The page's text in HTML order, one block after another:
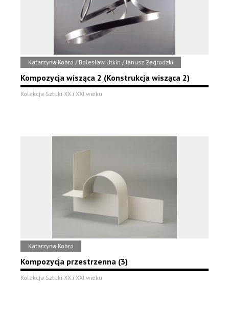
Katarzyna Kobro / Bolesław Utkin / Janusz Zagrodzki
Kompozycja wisząca 2 (Konstrukcja wisząca 2)
Kolekcja Sztuki XX i XXI wieku
Katarzyna Kobro
Kompozycja przestrzenna (3)
Kolekcja Sztuki XX i XXI wieku